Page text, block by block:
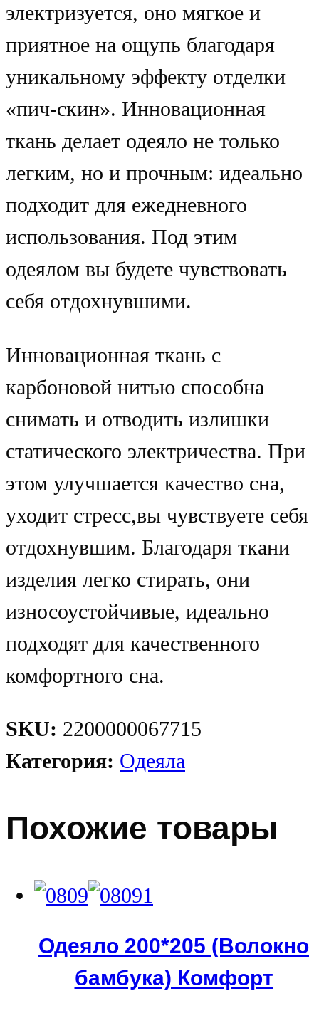
электризуется, оно мягкое и
приятное на ощупь благодаря
уникальному эффекту отделки
«пич-скин». Инновационная
ткань делает одеяло не только
легким, но и прочным: идеально
подходит для ежедневного
использования. Под этим
одеялом вы будете чувствовать
себя отдохнувшими.
Инновационная ткань с
карбоновой нитью способна
снимать и отводить излишки
статического электричества. При
этом улучшается качество сна,
уходит стресс,вы чувствуете себя
отдохнувшим. Благодаря ткани
изделия легко стирать, они
износоустойчивые, идеально
подходят для качественного
комфортного сна.
SKU: 2200000067715
Категория: Одеяла
Похожие товары
Одеяло 200*205 (Волокно
бамбука) Комфорт